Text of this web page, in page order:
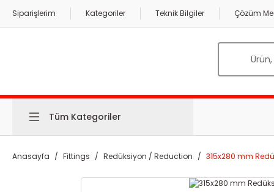
Siparişlerim Kategoriler Teknik Bilgiler Çözüm
Tüm Kategoriler
Anasayfa Fittings Redüksiyon / Reduction 315x280 mm